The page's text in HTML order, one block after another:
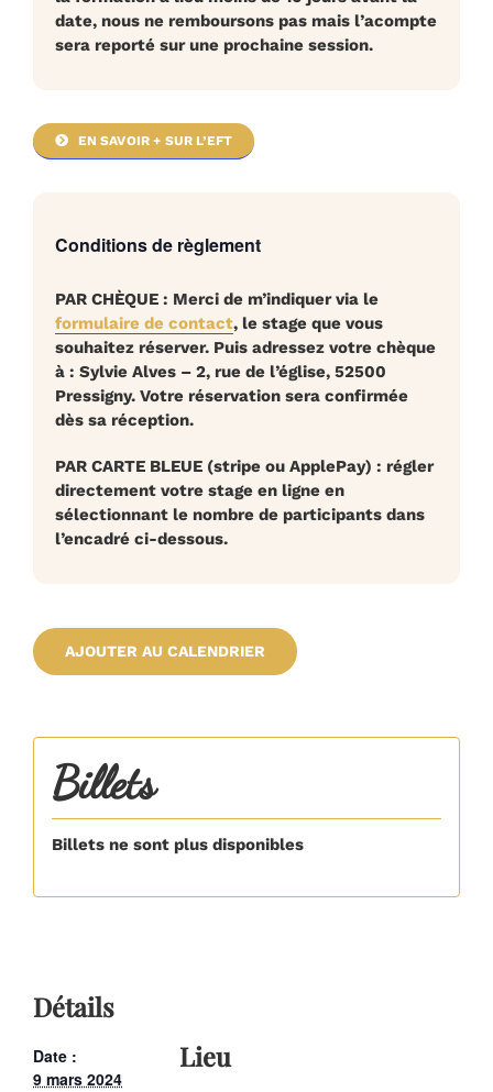
date, nous ne remboursons pas mais l’acompte
sera reporté sur une prochaine session.
EN SAVOIR + SUR L’EFT
Conditions de règlement
PAR CHÈQUE: Merci de m’indiquer via le
formulaire de contact, le stage que vous
souhaitez réserver. Puis adressez votre chèque
à : Sylvie Alves – 2, rue de l’église, 52500
Pressigny. Votre réservation sera confirmée
dès sa réception.
PAR CARTE BLEUE(stripe ou ApplePay) : régler
directement votre stage en ligne en
sélectionnant le nombre de participants dans
l’encadré ci-dessous.
AJOUTER AU CALENDRIER
Billets
Billets ne sont plus disponibles
Détails
Date :
9 mars 2024
Lieu